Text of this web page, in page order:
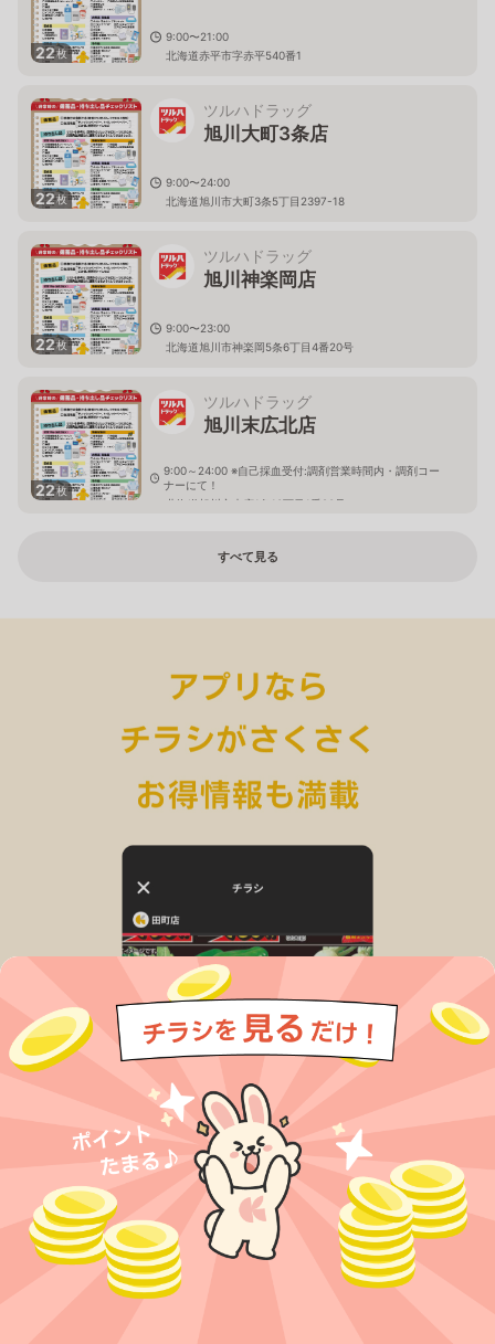
22枚
9:00〜21:00
北海道赤平市字赤平540番1
22枚
ツルハドラッグ
旭川大町3条店
9:00〜24:00
北海道旭川市大町3条5丁目2397-18
22枚
ツルハドラッグ
旭川神楽岡店
9:00〜23:00
北海道旭川市神楽岡5条6丁目4番20号
22枚
ツルハドラッグ
旭川末広北店
9:00～24:00 ※自己採血受付:調剤営業時間内・調剤コー
ナーにて！
北海道旭川市末広1条10丁目1番20号
すべて見る